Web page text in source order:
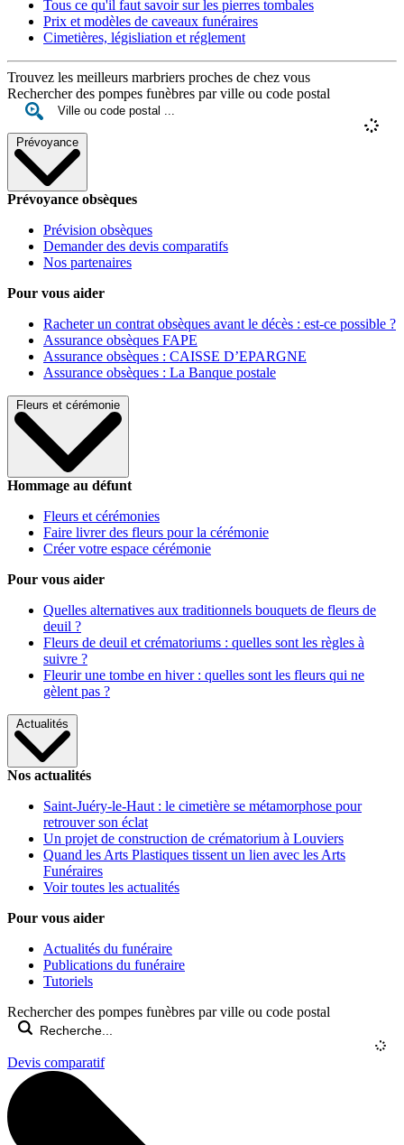
Tous ce qu'il faut savoir sur les pierres tombales
Prix et modèles de caveaux funéraires
Cimetières, législiation et réglement
Trouvez les meilleurs marbriers proches de chez vous
Rechercher des pompes funèbres par ville ou code postal
Prévoyance
Prévoyance obsèques
Prévision obsèques
Demander des devis comparatifs
Nos partenaires
Pour vous aider
Racheter un contrat obsèques avant le décès : est-ce possible ?
Assurance obsèques FAPE
Assurance obsèques : CAISSE D’EPARGNE
Assurance obsèques : La Banque postale
Fleurs et cérémonie
Hommage au défunt
Fleurs et cérémonies
Faire livrer des fleurs pour la cérémonie
Créer votre espace cérémonie
Pour vous aider
Quelles alternatives aux traditionnels bouquets de fleurs de
deuil ?
Fleurs de deuil et crématoriums : quelles sont les règles à
suivre ?
Fleurir une tombe en hiver : quelles sont les fleurs qui ne
gèlent pas ?
Actualités
Nos actualités
Saint-Juéry-le-Haut : le cimetière se métamorphose pour
retrouver son éclat
Un projet de construction de crématorium à Louviers
Quand les Arts Plastiques tissent un lien avec les Arts
Funéraires
Voir toutes les actualités
Pour vous aider
Actualités du funéraire
Publications du funéraire
Tutoriels
Rechercher des pompes funèbres par ville ou code postal
Devis comparatif